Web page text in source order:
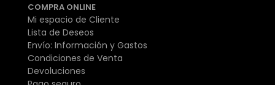
COMPRA ONLINE
Mi espacio de Cliente
Lista de Deseos
Envío: Información y Gastos
Condiciones de Venta
Devoluciones